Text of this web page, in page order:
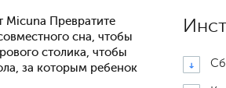
Micuna Превратите
сна, чтобы
столика, чтобы
за которым ребенок